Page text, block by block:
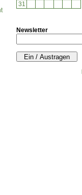
31
Newsletter